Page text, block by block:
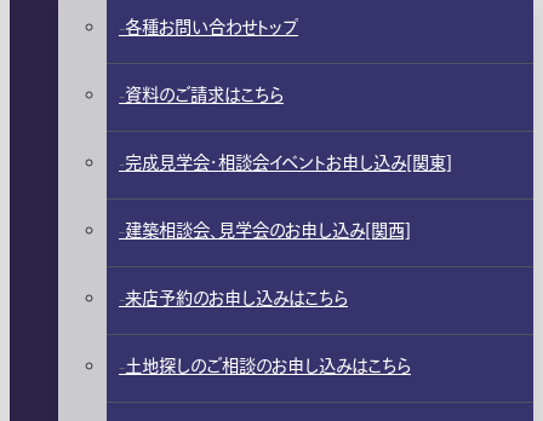
各種お問い合わせトップ
資料のご請求はこちら
完成見学会・相談会イベントお申し込み[関東]
建築相談会、見学会のお申し込み[関西]
来店予約のお申し込みはこちら
土地探しのご相談のお申し込みはこちら